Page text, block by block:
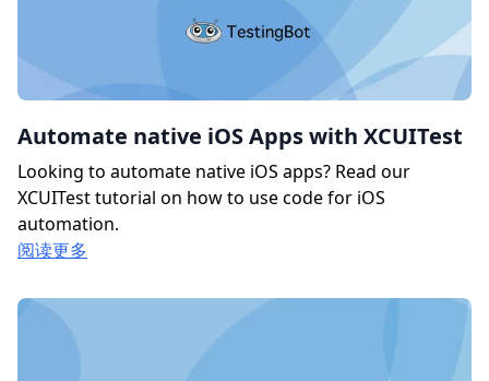
Automate native iOS Apps with XCUITest
Looking to automate native iOS apps? Read our
XCUITest tutorial on how to use code for iOS
automation.
阅读更多